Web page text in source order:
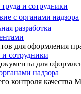
и сотрудники
с органами надзора
разработка
для оформления
и сотрудники
для
надзора
контроля